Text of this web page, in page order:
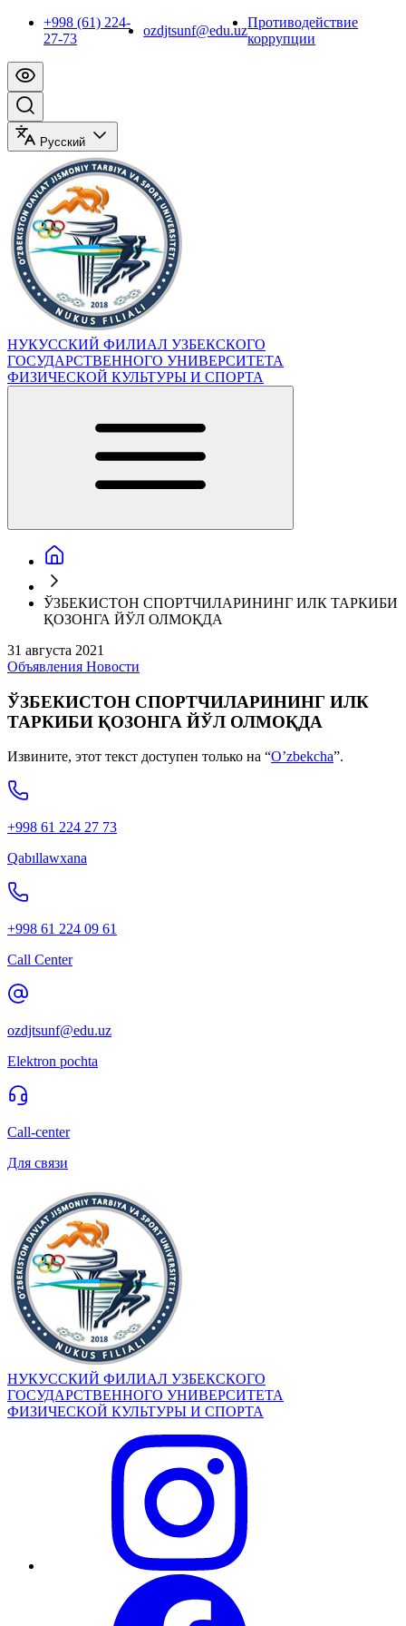
+998 (61) 224-
27-73
ozdjtsunf@edu.uz
Противодействие
коррупции
Русский
НУКУССКИЙ ФИЛИАЛ УЗБЕКСКОГО
ГОСУДАРСТВЕННОГО УНИВЕРСИТЕТА
ФИЗИЧЕСКОЙ КУЛЬТУРЫ И СПОРТА
ЎЗБЕКИСТОН СПОРТЧИЛАРИНИНГ ИЛК ТАРКИБИ
ҚОЗОНГА ЙЎЛ ОЛМОҚДА
31 августа 2021
Объявления Новости
ЎЗБЕКИСТОН СПОРТЧИЛАРИНИНГ ИЛК
ТАРКИБИ ҚОЗОНГА ЙЎЛ ОЛМОҚДА
Извините, этот текст доступен только на “O’zbekcha”.
+998 61 224 27 73
Qabıllawxana
+998 61 224 09 61
Call Center
ozdjtsunf@edu.uz
Elektron pochta
Call-center
Для связи
НУКУССКИЙ ФИЛИАЛ УЗБЕКСКОГО
ГОСУДАРСТВЕННОГО УНИВЕРСИТЕТА
ФИЗИЧЕСКОЙ КУЛЬТУРЫ И СПОРТА